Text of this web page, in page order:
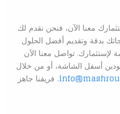
معنا الآن، فنحن نقدم لك
بدقة وتقديم أفضل الحلول
تواصل معنا الآن
أسفل الشاشة، أو من خلال
.فريقنا جاهز